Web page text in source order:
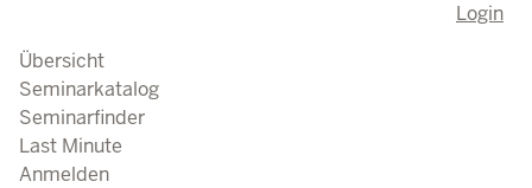
Login
Übersicht
Seminarkatalog
Seminarfinder
Last Minute
Anmelden